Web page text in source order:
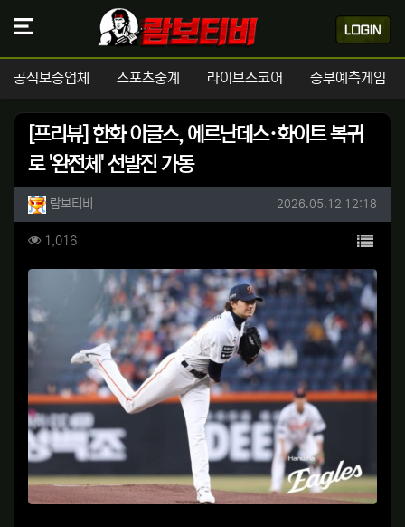
공식보증업체 스포츠중계 라이브스코어 승부예측게임
[프리뷰] 한화 이글스, 에르난데스·화이트 복귀
로 '완전체' 선발진 가동
작성자 정보
람보티비 작성일
2026.05.12 12:18
컨텐츠 정보
1,016조회 목록
본문